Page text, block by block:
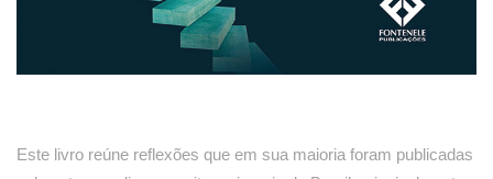
Este livro reúne reflexões que em sua maioria foram publicadas